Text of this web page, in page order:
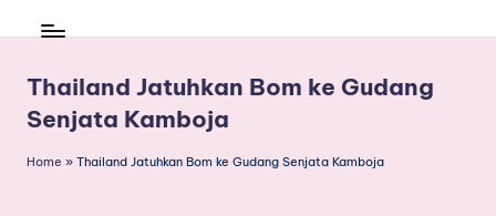
r
n
a
news
Thailand Jatuhkan Bom ke Gudang
Senjata Kamboja
Home » Thailand Jatuhkan Bom ke Gudang Senjata Kamboja